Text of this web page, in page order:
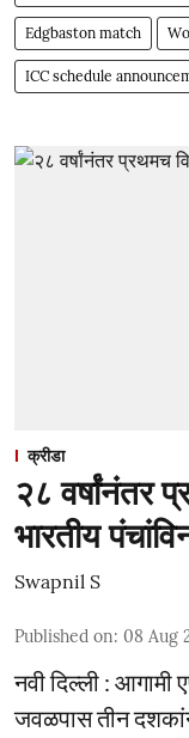
Edgbaston match
ICC schedule
क्रीडा
२८ वर्षांनंतर
भारतीय
Swapnil S
Published on: 08 Aug
नवी दिल्ली :
जवळपास तीन